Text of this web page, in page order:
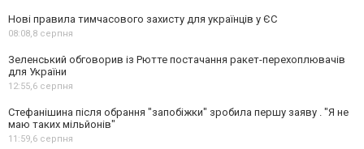
Нові правила тимчасового захисту для українців у ЄС
08:08,8 серпня
Зеленський обговорив із Рютте постачання ракет-перехоплювачів
для України
12:55,6 серпня
Стефанішина після обрання "запобіжки" зробила першу заяву . "Я не
маю таких мільйонів"
11:59,6 серпня